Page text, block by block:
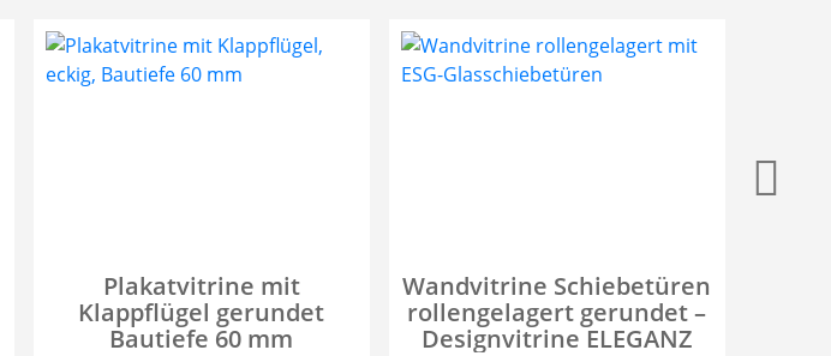
Plakatvitrine mit
Klappflügel gerundet
Bautiefe 60 mm
Wandvitrine Schiebetüren
rollengelagert gerundet –
Designvitrine ELEGANZ